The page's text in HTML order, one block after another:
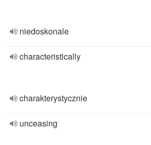
niedoskonale
characteristically
charakterystycznie
unceasing